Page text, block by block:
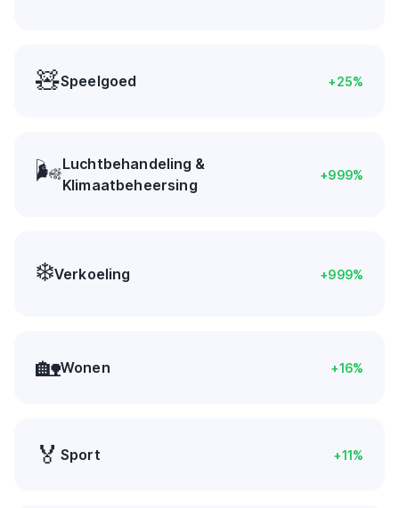
🧸Speelgoed +25%
🌬️Luchtbehandeling &
Klimaatbeheersing
+999%
❄️Verkoeling +999%
🏡Wonen +16%
🏅 Sport +11%